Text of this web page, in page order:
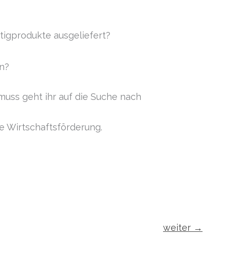
ausgeliefert?
geht ihr auf die Suche nach
Wirtschaftsförderung.
weiter →